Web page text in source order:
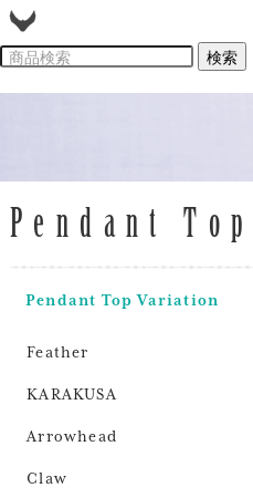
Pendant Top
Pendant Top Variation
Feather
KARAKUSA
Arrowhead
Claw